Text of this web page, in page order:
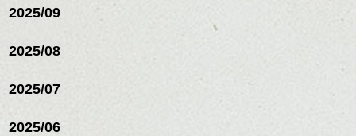
2025/09
2025/08
2025/07
2025/06